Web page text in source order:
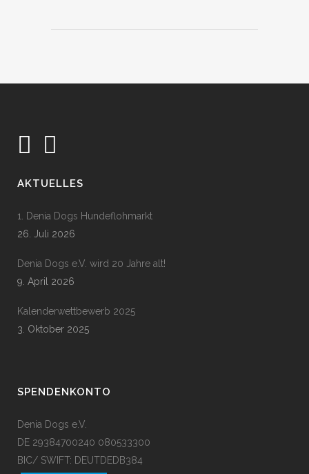
AKTUELLES
1. Denia Dogs Hundeflohmarkt
26. Juli 2026
Denia Dogs e.V. wird 20 Jahre alt!
9. April 2026
Kalenderwettbewerb 2025
3. Oktober 2025
SPENDENKONTO
Denia Dogs e.V.
DE 29384700240 080533300
BIC/ SWIFT: DEUTDEDB384